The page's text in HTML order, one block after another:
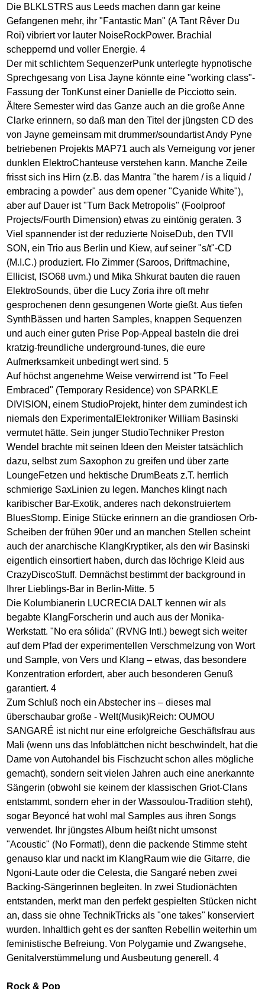
Die BLKLSTRS aus Leeds machen dann gar keine
Gefangenen mehr, ihr "Fantastic Man" (A Tant Rêver Du
Roi) vibriert vor lauter NoiseRockPower. Brachial
scheppernd und voller Energie. 4
Der mit schlichtem SequenzerPunk unterlegte hypnotische
Sprechgesang von Lisa Jayne könnte eine "working class"-
Fassung der TonKunst einer Danielle de Picciotto sein.
Ältere Semester wird das Ganze auch an die große Anne
Clarke erinnern, so daß man den Titel der jüngsten CD des
von Jayne gemeinsam mit drummer/soundartist Andy Pyne
betriebenen Projekts MAP71 auch als Verneigung vor jener
dunklen ElektroChanteuse verstehen kann. Manche Zeile
frisst sich ins Hirn (z.B. das Mantra "the harem / is a liquid /
embracing a powder" aus dem opener "Cyanide White"),
aber auf Dauer ist "Turn Back Metropolis" (Foolproof
Projects/Fourth Dimension) etwas zu eintönig geraten. 3
Viel spannender ist der reduzierte NoiseDub, den TVII
SON, ein Trio aus Berlin und Kiew, auf seiner "s/t"-CD
(M.I.C.) produziert. Flo Zimmer (Saroos, Driftmachine,
Ellicist, ISO68 uvm.) und Mika Shkurat bauten die rauen
ElektroSounds, über die Lucy Zoria ihre oft mehr
gesprochenen denn gesungenen Worte gießt. Aus tiefen
SynthBässen und harten Samples, knappen Sequenzen
und auch einer guten Prise Pop-Appeal basteln die drei
kratzig-freundliche underground-tunes, die eure
Aufmerksamkeit unbedingt wert sind. 5
Auf höchst angenehme Weise verwirrend ist "To Feel
Embraced" (Temporary Residence) von SPARKLE
DIVISION, einem StudioProjekt, hinter dem zumindest ich
niemals den ExperimentalElektroniker William Basinski
vermutet hätte. Sein junger StudioTechniker Preston
Wendel brachte mit seinen Ideen den Meister tatsächlich
dazu, selbst zum Saxophon zu greifen und über zarte
LoungeFetzen und hektische DrumBeats z.T. herrlich
schmierige SaxLinien zu legen. Manches klingt nach
karibischer Bar-Exotik, anderes nach dekonstruiertem
BluesStomp. Einige Stücke erinnern an die grandiosen Orb-
Scheiben der frühen 90er und an manchen Stellen scheint
auch der anarchische KlangKryptiker, als den wir Basinski
eigentlich einsortiert haben, durch das löchrige Kleid aus
CrazyDiscoStuff. Demnächst bestimmt der background in
Ihrer Lieblings-Bar in Berlin-Mitte. 5
Die Kolumbianerin LUCRECIA DALT kennen wir als
begabte KlangForscherin und auch aus der Monika-
Werkstatt. "No era sólida" (RVNG Intl.) bewegt sich weiter
auf dem Pfad der experimentellen Verschmelzung von Wort
und Sample, von Vers und Klang – etwas, das besondere
Konzentration erfordert, aber auch besonderen Genuß
garantiert. 4
Zum Schluß noch ein Abstecher ins – dieses mal
überschaubar große - Welt(Musik)Reich: OUMOU
SANGARÉ ist nicht nur eine erfolgreiche Geschäftsfrau aus
Mali (wenn uns das Infoblättchen nicht beschwindelt, hat die
Dame von Autohandel bis Fischzucht schon alles mögliche
gemacht), sondern seit vielen Jahren auch eine anerkannte
Sängerin (obwohl sie keinem der klassischen Griot-Clans
entstammt, sondern eher in der Wassoulou-Tradition steht),
sogar Beyoncé hat wohl mal Samples aus ihren Songs
verwendet. Ihr jüngstes Album heißt nicht umsonst
"Acoustic" (No Format!), denn die packende Stimme steht
genauso klar und nackt im KlangRaum wie die Gitarre, die
Ngoni-Laute oder die Celesta, die Sangaré neben zwei
Backing-Sängerinnen begleiten. In zwei Studionächten
entstanden, merkt man den perfekt gespielten Stücken nicht
an, dass sie ohne TechnikTricks als "one takes" konserviert
wurden. Inhaltlich geht es der sanften Rebellin weiterhin um
feministische Befreiung. Von Polygamie und Zwangsehe,
Genitalverstümmelung und Ausbeutung generell. 4
Rock & Pop